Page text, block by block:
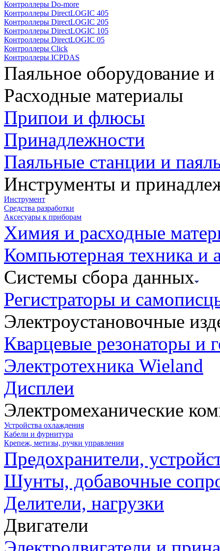
Контроллеры Do-more
Контроллеры DirectLOGIC 405
Контроллеры DirectLOGIC 205
Контроллеры DirectLOGIC 105
Контроллеры DirectLOGIC 05
Контроллеры Click
Контроллеры ICPDAS
Паяльное оборудование
Расходные материалы
Припои и флюсы
Принадлежности
Паяльные станции и
Инструменты и
Инструмент
Средства разработки
Аксесуары к приборам
Химия и расходные
Компьютерная техника и
Системы сбора данных
Регистраторы и
Электроустановочные
Кварцевые резонаторы и
Электротехника Wieland
Дисплеи
Электромеханические
Устройства охлаждения
Кабели и фурнитура
Крепеж, метизы, ручки управления
Предохранители,
Шунты, добавочные
Делители, нагрузки
Двигатели